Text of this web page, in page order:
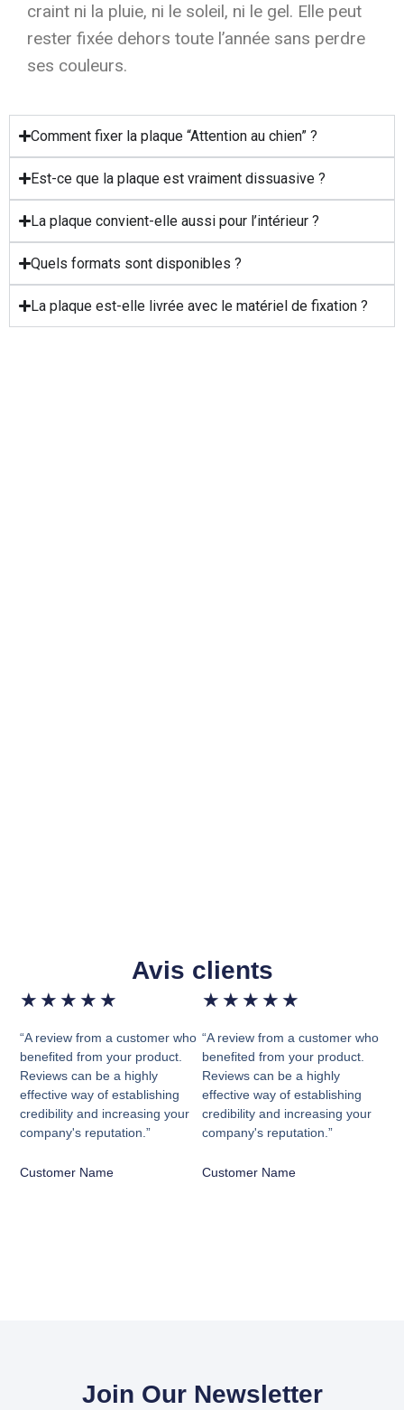
craint ni la pluie, ni le soleil, ni le gel. Elle peut
rester fixée dehors toute l’année sans perdre
ses couleurs.
Comment fixer la plaque “Attention au chien” ?
Est-ce que la plaque est vraiment dissuasive ?
La plaque convient-elle aussi pour l’intérieur ?
Quels formats sont disponibles ?
La plaque est-elle livrée avec le matériel de fixation ?
Avis clients
★ ★ ★ ★ ★
“A review from a customer who
benefited from your product.
Reviews can be a highly
effective way of establishing
credibility and increasing your
company's reputation.”
Customer Name
★ ★ ★ ★ ★
“A review from a customer who
benefited from your product.
Reviews can be a highly
effective way of establishing
credibility and increasing your
company's reputation.”
Customer Name
Join Our Newsletter